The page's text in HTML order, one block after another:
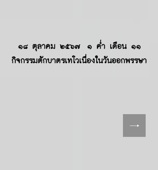
๑๘ ตุลาคม ๒๕๖๗ ๑ ค่ำ เดือน ๑๑
กิจกรรมตักบาตรเทโวเนื่องในวันออกพรรษา